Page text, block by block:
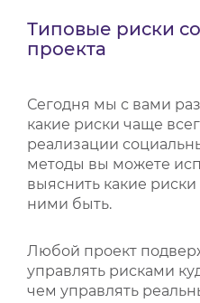
АКТИВИСТЫ
АНАЛИТИКА
БАЗА
ВИДЕОКУРСЫ
Типовые риски
проекта
Сегодня мы с вами
какие риски чаще
реализации
методы вы можете
выяснить какие риски
ними быть.
Любой проект
управлять рисками
чем управлять